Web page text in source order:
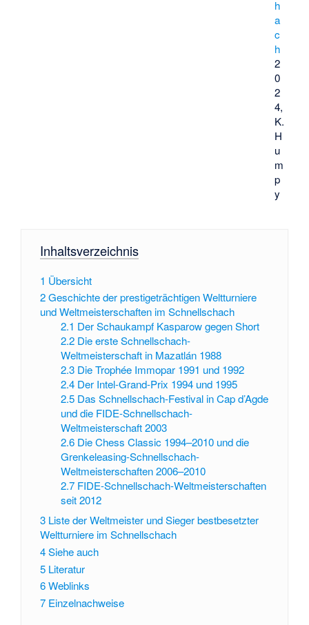
h
a
c
h
2
0
2
4,
K.
H
u
m
p
y
Inhaltsverzeichnis
1 Übersicht
2Geschichte der prestigeträchtigen Weltturniere
und Weltmeisterschaften im Schnellschach
2.1 Der Schaukampf Kasparow gegen Short
2.2 Die erste Schnellschach-
Weltmeisterschaft in Mazatlán 1988
2.3 Die Trophée Immopar 1991 und 1992
2.4 Der Intel-Grand-Prix 1994 und 1995
2.5 Das Schnellschach-Festival in Cap d’Agde
und die FIDE-Schnellschach-
Weltmeisterschaft 2003
2.6 Die Chess Classic 1994–2010 und die
Grenkeleasing-Schnellschach-
Weltmeisterschaften 2006–2010
2.7 FIDE-Schnellschach-Weltmeisterschaften
seit 2012
3 Liste der Weltmeister und Sieger bestbesetzter
Weltturniere im Schnellschach
4Siehe auch
5 Literatur
6Weblinks
7 Einzelnachweise